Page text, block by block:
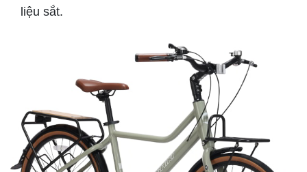
liệu sắt.